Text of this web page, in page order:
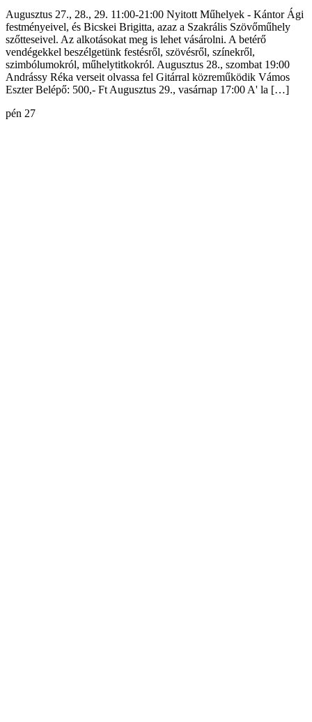
Augusztus 27., 28., 29. 11:00-21:00 Nyitott Műhelyek - Kántor Ági
festményeivel, és Bicskei Brigitta, azaz a Szakrális Szövőműhely
szőtteseivel. Az alkotásokat meg is lehet vásárolni. A betérő
vendégekkel beszélgetünk festésről, szövésről, színekről,
szimbólumokról, műhelytitkokról. Augusztus 28., szombat 19:00
Andrássy Réka verseit olvassa fel Gitárral közreműködik Vámos
Eszter Belépő: 500,- Ft Augusztus 29., vasárnap 17:00 A' la […]
pén 27